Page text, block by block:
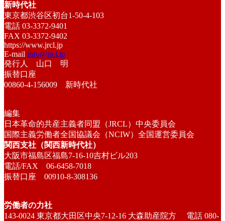
新時代社
東京都渋谷区初台1-50-4-103
電話 03-3372-9401
FAX 03-3372-9402
https://www.jrcl.jp
E-mail info@jrcl.jp
発行人 山口 明
振替口座
00860-4-156009 新時代社
編集
日本革命的共産主義者同盟（JRCL）中央委員会
国際主義労働者全国協議会（NCIW）全国運営委員会
関西支社（関西新時代社）
大阪市福島区福島7-16-10吉村ビル203
電話/FAX 06-6458-7018
振替口座 00910-8-308136
労働者の力社
143-0024 東京都大田区中央7-12-16 大森助産院方 電話 080-